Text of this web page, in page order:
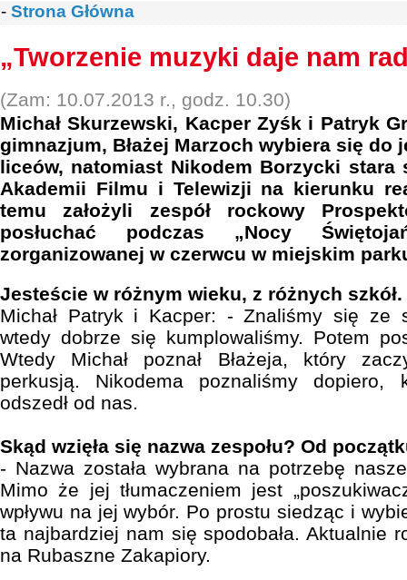
- Strona Główna
„Tworzenie muzyki daje nam
(Zam: 10.07.2013 r., godz. 10.30)
Michał Skurzewski, Kacper Zyśk i Patryk
gimnazjum, Błażej Marzoch wybiera się do
liceów, natomiast Nikodem Borzycki
Akademii Filmu i Telewizji na kierunku
temu założyli zespół rockowy
posłuchać podczas „Nocy
zorganizowanej w czerwcu w miejskim
Jesteście w różnym wieku, z różnych
Michał Patryk i Kacper: - Znaliśmy się ze
wtedy dobrze się kumplowaliśmy. Potem
Wtedy Michał poznał Błażeja, który
perkusją. Nikodema poznaliśmy dopiero,
odszedł od nas.
Skąd wzięła się nazwa zespołu? Od
- Nazwa została wybrana na potrzebę
Mimo że jej tłumaczeniem jest
wpływu na jej wybór. Po prostu siedząc i
ta najbardziej nam się spodobała. Aktualnie
na Rubaszne Zakapiory.